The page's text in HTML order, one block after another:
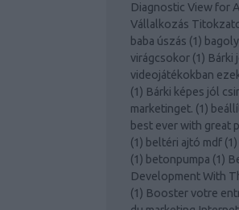
Diagnostic View for
Vállalkozás
baba úszás (1)
virágcsokor (1) Bárki
videojátékokban
(1) Bárki képes jól
marketinget. (1)
best ever with great
(1) beltéri ajtó mdf (1)
(1) betonpumpa (1)
Development With
(1) Booster votre